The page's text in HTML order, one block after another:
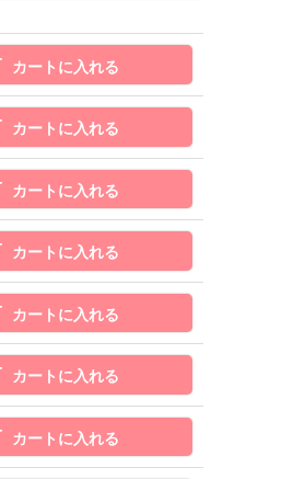
カートに入れる
カートに入れる
カートに入れる
カートに入れる
カートに入れる
カートに入れる
カートに入れる